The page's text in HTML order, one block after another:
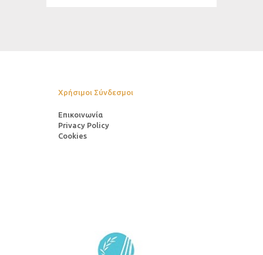
Χρήσιμοι Σύνδεσμοι
Επικοινωνία
Privacy Policy
Cookies